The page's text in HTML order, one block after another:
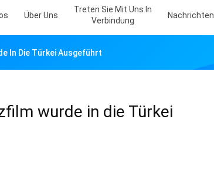
Über Uns
Treten Sie Mit Uns In
Verbindung
Nachrichten
In Die Türkei Ausgeführt
wurde in die Türkei